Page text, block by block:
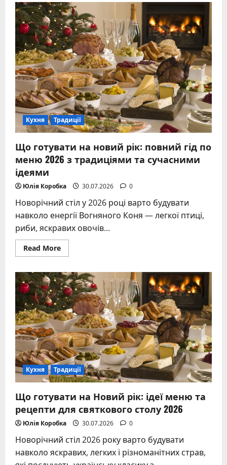
пити
ром:
повний
гід
для
новачків
і
поціновувачів
Кухня Традиції
Що готувати на новий рік: повний гід по
меню 2026 з традиціями та сучасними
ідеями
Юлія Коробка 30.07.2026 0
Новорічний стіл у 2026 році варто будувати
навколо енергії Вогняного Коня — легкої птиці,
риби, яскравих овочів...
Read MoreRead
more
готувати
на
новий
рік:
повний
гід
по
меню
2026
з
традиціями
та
сучасними
ідеями
Кухня Традиції
Що готувати на Новий рік: ідеї меню та
рецепти для святкового столу 2026
Юлія Коробка 30.07.2026 0
Новорічний стіл 2026 року варто будувати
навколо яскравих, легких і різноманітних страв,